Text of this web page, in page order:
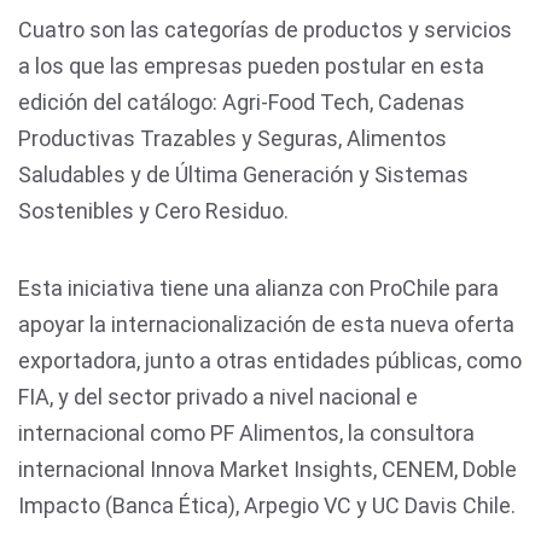
Cuatro son las categorías de productos y servicios
a los que las empresas pueden postular en esta
edición del catálogo: Agri-Food Tech, Cadenas
Productivas Trazables y Seguras, Alimentos
Saludables y de Última Generación y Sistemas
Sostenibles y Cero Residuo.
Esta iniciativa tiene una alianza con ProChile para
apoyar la internacionalización de esta nueva oferta
exportadora, junto a otras entidades públicas, como
FIA, y del sector privado a nivel nacional e
internacional como PF Alimentos, la consultora
internacional Innova Market Insights, CENEM, Doble
Impacto (Banca Ética), Arpegio VC y UC Davis Chile.